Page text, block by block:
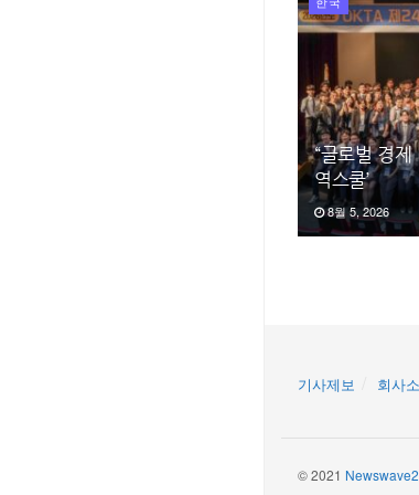
“글로벌 경제
역스쿨’
8월 5, 2026
기사제보 회사
© 2021